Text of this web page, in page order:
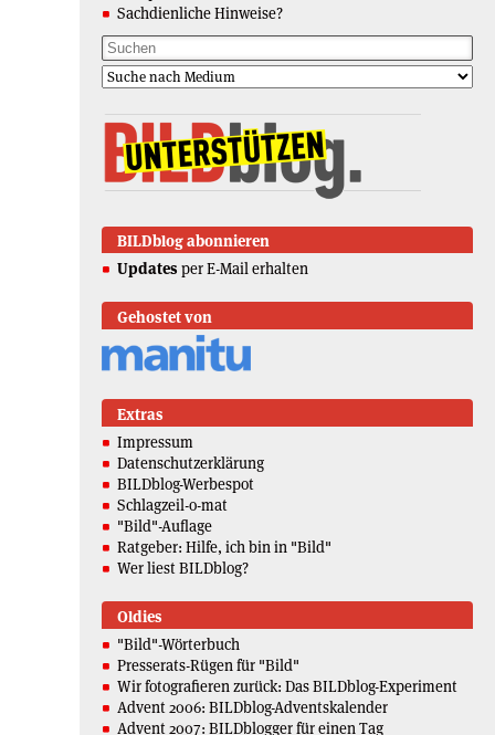
Sachdienliche Hinweise?
BILDblog abonnieren
Updates per E-Mail erhalten
Gehostet von
Extras
Impressum
Datenschutzerklärung
BILDblog-Werbespot
Schlagzeil-o-mat
"Bild"-Auflage
Ratgeber: Hilfe, ich bin in "Bild"
Wer liest BILDblog?
Oldies
"Bild"-Wörterbuch
Presserats-Rügen für "Bild"
Wir fotografieren zurück: Das BILDblog-Experiment
Advent 2006: BILDblog-Adventskalender
Advent 2007: BILDblogger für einen Tag